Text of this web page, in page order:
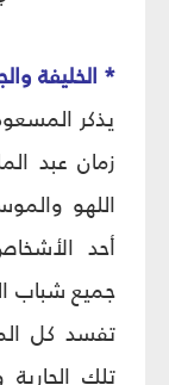
* الخليفة
يذكر
زمان عبد
اللهو
أحد
جميع شباب
تفسد كل
تلك